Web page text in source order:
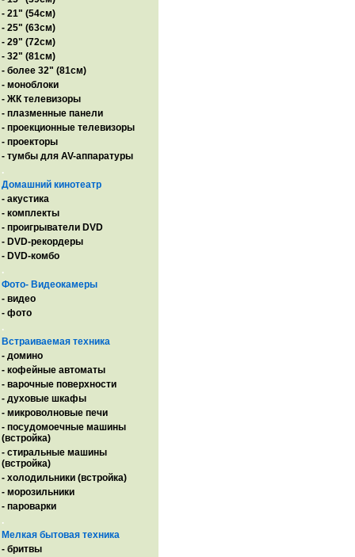
- 21" (54см)
- 25" (63см)
- 29" (72см)
- 32" (81см)
- более 32" (81см)
- моноблоки
- ЖК телевизоры
- плазменные панели
- проекционные телевизоры
- проекторы
- тумбы для AV-аппаратуры
.
Домашний кинотеатр
- акустика
- комплекты
- проигрыватели DVD
- DVD-рекордеры
- DVD-комбо
.
Фото- Видеокамеры
- видео
- фото
.
Встраиваемая техника
- домино
- кофейные автоматы
- варочные поверхности
- духовые шкафы
- микроволновые печи
- посудомоечные машины
(встройка)
- стиральные машины
(встройка)
- холодильники (встройка)
- морозильники
- пароварки
.
Мелкая бытовая техника
- бритвы